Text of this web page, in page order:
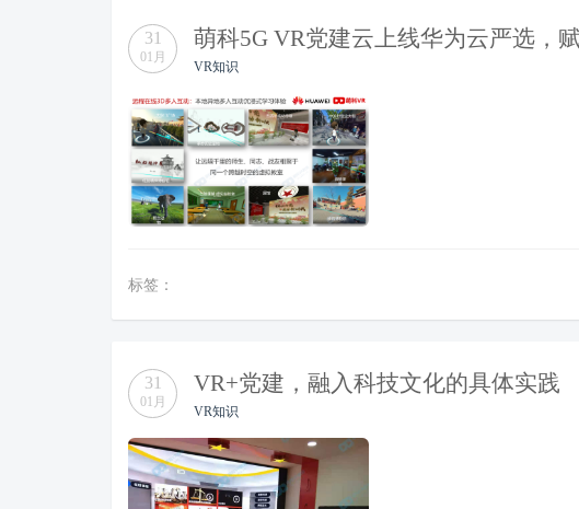
31
01月
萌科5G VR党建云上线华为云严选，
VR知识
标签：
31
01月
VR+党建，融入科技文化的具体实践
VR知识